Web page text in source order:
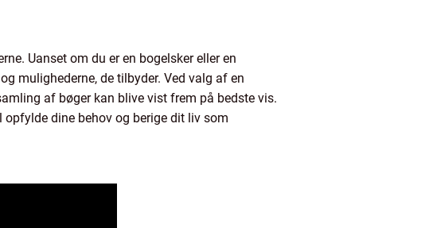
Uanset om du er en bogelsker eller en
mulighederne, de tilbyder. Ved valg af en
af bøger kan blive vist frem på bedste vis.
dine behov og berige dit liv som